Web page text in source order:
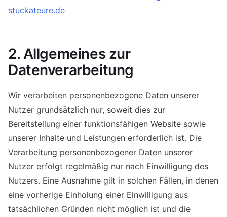
stuckateure.de
2. Allgemeines zur
Datenverarbeitung
Wir verarbeiten personenbezogene Daten unserer
Nutzer grundsätzlich nur, soweit dies zur
Bereitstellung einer funktionsfähigen Website sowie
unserer Inhalte und Leistungen erforderlich ist. Die
Verarbeitung personenbezogener Daten unserer
Nutzer erfolgt regelmäßig nur nach Einwilligung des
Nutzers. Eine Ausnahme gilt in solchen Fällen, in denen
eine vorherige Einholung einer Einwilligung aus
tatsächlichen Gründen nicht möglich ist und die